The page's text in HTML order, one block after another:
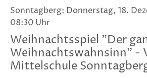
Sonntagberg: Donnerstag, 18.
08:30 Uhr
Weihnachtsspiel "Der
Weihnachtswahnsinn" -
Mittelschule